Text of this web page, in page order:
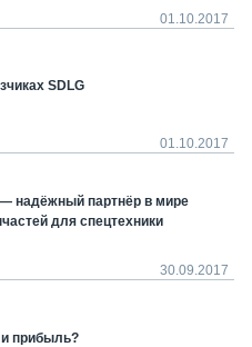
01.10.2017
SDLG
01.10.2017
надёжный партнёр в мире
для спецтехники
30.09.2017
прибыль?